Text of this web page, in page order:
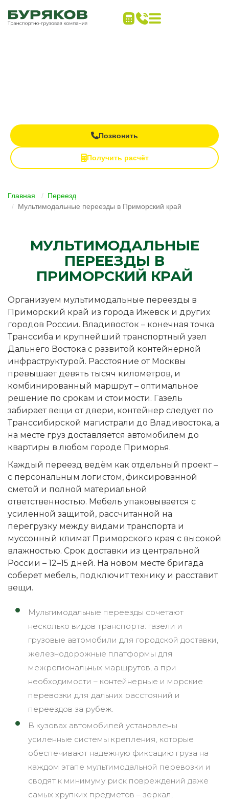
Позвонить
Получить расчёт
Главная
Переезд
Мультимодальные переезды в Приморский край
МУЛЬТИМОДАЛЬНЫЕ
ПЕРЕЕЗДЫ В
ПРИМОРСКИЙ КРАЙ
Организуем мультимодальные переезды в
Приморский край из города Ижевск и других
городов России. Владивосток – конечная точка
Транссиба и крупнейший транспортный узел
Дальнего Востока с развитой контейнерной
инфраструктурой. Расстояние от Москвы
превышает девять тысяч километров, и
комбинированный маршрут – оптимальное
решение по срокам и стоимости. Газель
забирает вещи от двери, контейнер следует по
Транссибирской магистрали до Владивостока, а
на месте груз доставляется автомобилем до
квартиры в любом городе Приморья.
Каждый переезд ведём как отдельный проект –
с персональным логистом, фиксированной
сметой и полной материальной
ответственностью. Мебель упаковывается с
усиленной защитой, рассчитанной на
перегрузку между видами транспорта и
муссонный климат Приморского края с высокой
влажностью. Срок доставки из центральной
России – 12–15 дней. На новом месте бригада
соберет мебель, подключит технику и расставит
вещи.
Мультимодальные переезды сочетают
несколько видов транспорта: газели и
грузовые автомобили для городской доставки,
железнодорожные платформы для
межрегиональных маршрутов, а при
необходимости – контейнерные и морские
перевозки для дальних расстояний и
переездов за рубеж.
В кузовах автомобилей установлены
усиленные системы крепления, которые
обеспечивают надежную фиксацию груза на
каждом этапе мультимодальной перевозки и
сводят к минимуму риск повреждений даже
самых хрупких предметов – зеркал,